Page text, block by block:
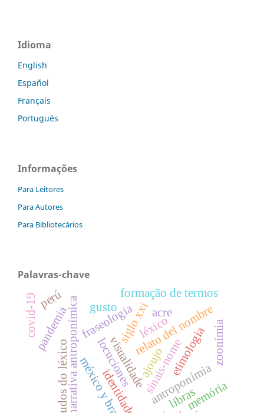
Idioma
English
Español
Français
Português
Informações
Para Leitores
Para Autores
Para Bibliotecários
Palavras-chave
antroponímia
sinais-nome
libras
visualidade
identidade
narrativa antroponímica relato del nombre
siglo xxi
méxico y brasil
fraseologia
formação de termos
etimologia
locuciones
gusto
estudos do léxico
pandemia
covid-19
ajoujo
léxico
memória
zoonímia
acre
perú